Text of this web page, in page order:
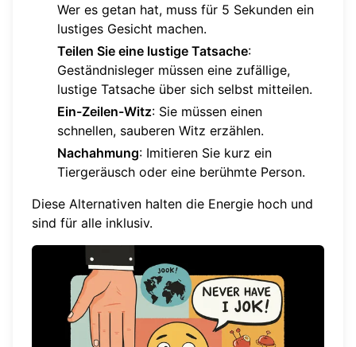
Wer es getan hat, muss für 5 Sekunden ein
lustiges Gesicht machen.
Teilen Sie eine lustige Tatsache:
Geständnisleger müssen eine zufällige,
lustige Tatsache über sich selbst mitteilen.
Ein-Zeilen-Witz: Sie müssen einen
schnellen, sauberen Witz erzählen.
Nachahmung: Imitieren Sie kurz ein
Tiergeräusch oder eine berühmte Person.
Diese Alternativen halten die Energie hoch und
sind für alle inklusiv.